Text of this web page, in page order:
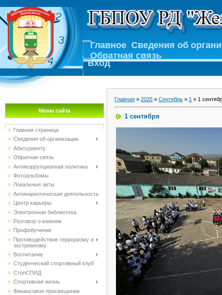
Главное Сведения об
Обратная связь
Вход
Меню сайта
Главная страница
Сведения об организации
Абитуриенту
Обратная связь
Антикоррупционная политика
Фотоальбомы
Локальные акты
Антинаркотическая деятельность
Центр карьеры
Электронная библиотека
Разговор о важном
Профобучение
Противодействие терроризму и
экстремизму
Воспитание
Студенческий спортивный клуб
CтопСПИД
Спортивная жизнь
Финансовое просвещение
Главная » 2025 » Сентябрь » 1 » 1
1 сентября